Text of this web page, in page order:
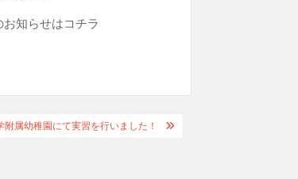
知らせはコチラ
属幼稚園にて実習を行いました！